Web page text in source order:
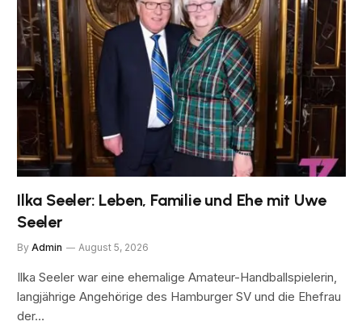
Ilka Seeler: Leben, Familie und Ehe mit Uwe
Seeler
By Admin August 5, 2026
Ilka Seeler war eine ehemalige Amateur-Handballspielerin,
langjährige Angehörige des Hamburger SV und die Ehefrau
der…